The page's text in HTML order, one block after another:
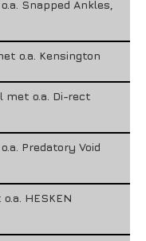
Snapped Ankles,
o.a. Kensington
met o.a. Di-rect
Predatory Void
HESKEN